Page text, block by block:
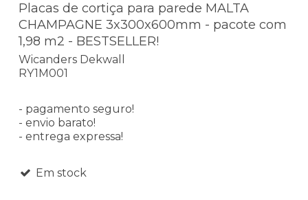
Placas de cortiça para parede MALTA
CHAMPAGNE 3x300x600mm - pacote com
1,98 m2 - BESTSELLER!
Wicanders Dekwall
RY1M001
- pagamento seguro!
- envio barato!
- entrega expressa!
Em stock